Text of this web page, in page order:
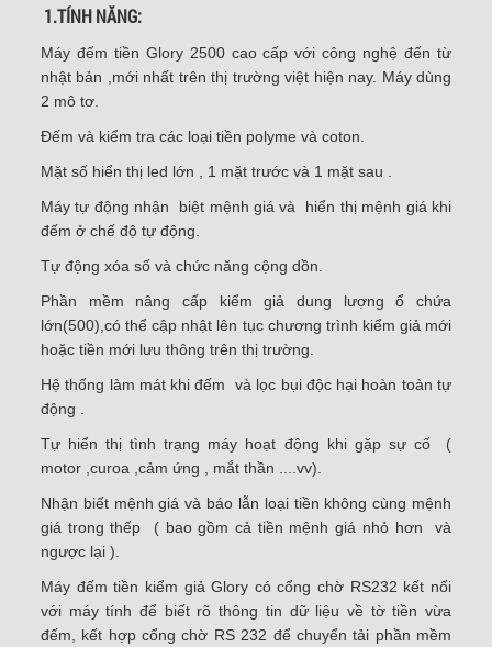
1.TÍNH NĂNG:
Máy đếm tiền Glory 2500 cao cấp với công nghệ đến từ
nhật bản ,mới nhất trên thị trường việt hiện nay. Máy dùng
2 mô tơ.
Đếm và kiểm tra các loại tiền polyme và coton.
Mặt số hiển thị led lớn , 1 mặt trước và 1 mặt sau .
Máy tự động nhận biệt mệnh giá và hiển thị mệnh giá khi
đếm ở chế độ tự động.
Tự động xóa số và chức năng cộng dồn.
Phần mềm nâng cấp kiểm giả dung lượng ổ chứa
lớn(500),có thể cập nhật lên tục chương trình kiểm giả mới
hoặc tiền mới lưu thông trên thị trường.
Hệ thống làm mát khi đếm và lọc bụi độc hại hoàn toàn tự
động .
Tự hiển thị tình trạng máy hoạt động khi gặp sự cố (
motor ,curoa ,cảm ứng , mắt thần ....vv).
Nhận biết mệnh giá và báo lẫn loại tiền không cùng mệnh
giá trong thếp ( bao gồm cả tiền mệnh giá nhỏ hơn và
ngược lại ).
Máy đếm tiền kiểm giả Glory có cổng chờ RS232 kết nối
với máy tính để biết rõ thông tin dữ liệu về tờ tiền vừa
đếm, kết hợp cổng chờ RS 232 để chuyển tải phần mềm